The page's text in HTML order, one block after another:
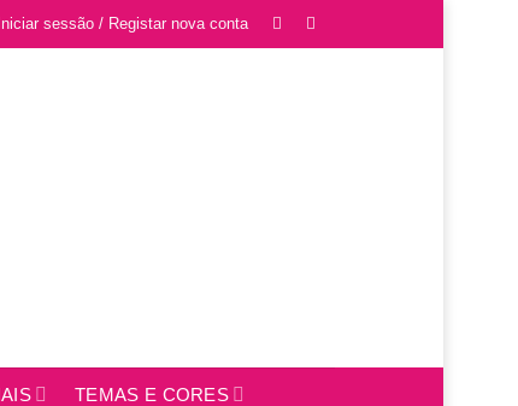
Iniciar sessão / Registar nova conta
TEMAS E CORES